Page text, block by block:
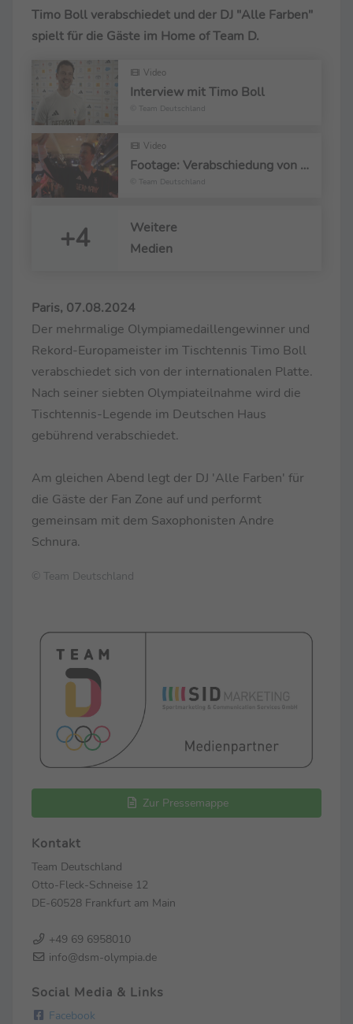
Timo Boll verabschiedet und der DJ "Alle Farben"
spielt für die Gäste im Home of Team D.
Video
Interview mit Timo Boll
© Team Deutschland
Video
Footage: Verabschiedung von Timo Boll
© Team Deutschland
+4
Weitere
Medien
Paris, 07.08.2024
Der mehrmalige Olympiamedaillengewinner und
Rekord-Europameister im Tischtennis Timo Boll
verabschiedet sich von der internationalen Platte.
Nach seiner siebten Olympiateilnahme wird die
Tischtennis-Legende im Deutschen Haus
gebührend verabschiedet.
Am gleichen Abend legt der DJ 'Alle Farben' für
die Gäste der Fan Zone auf und performt
gemeinsam mit dem Saxophonisten Andre
Schnura.
© Team Deutschland
Zur Pressemappe
Kontakt
Team Deutschland
Otto-Fleck-Schneise 12
DE-60528 Frankfurt am Main
+49 69 6958010
info@dsm-olympia.de
Social Media & Links
Facebook